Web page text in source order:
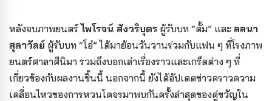
หลังจบภาพยนตร์ไพโรจน์ สังวริบุตร ผู้รับบท “ตั้ม” และ ลลนา
สุลาวัลย์ ผู้รับบท “โอ๋” ได้มาย้อนวันวานร่วมกับแฟน ๆ ที่โรงภาพ
ยนตร์ศาลาศีนิมา รวมถึงบอกเล่าเรื่องราวและเกร็ดต่าง ๆ ที่
เกี่ยวข้องกับผลงานชิ้นนี้ นอกจากนี้ ยังได้อัปเดตข่าวคราวความ
เคลื่อนไหวของการหวนโคจรมาพบกันครั้งล่าสุดของคู่ขวัญใน